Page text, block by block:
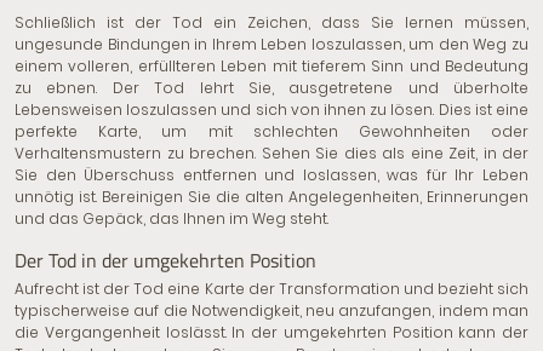
Schließlich ist der Tod ein Zeichen, dass Sie lernen müssen,
ungesunde Bindungen in Ihrem Leben loszulassen, um den Weg zu
einem volleren, erfüllteren Leben mit tieferem Sinn und Bedeutung
zu ebnen. Der Tod lehrt Sie, ausgetretene und überholte
Lebensweisen loszulassen und sich von ihnen zu lösen. Dies ist eine
perfekte Karte, um mit schlechten Gewohnheiten oder
Verhaltensmustern zu brechen. Sehen Sie dies als eine Zeit, in der
Sie den Überschuss entfernen und loslassen, was für Ihr Leben
unnötig ist. Bereinigen Sie die alten Angelegenheiten, Erinnerungen
und das Gepäck, das Ihnen im Weg steht.
Der Tod in der umgekehrten Position
Aufrecht ist der Tod eine Karte der Transformation und bezieht sich
typischerweise auf die Notwendigkeit, neu anzufangen, indem man
die Vergangenheit loslässt. In der umgekehrten Position kann der